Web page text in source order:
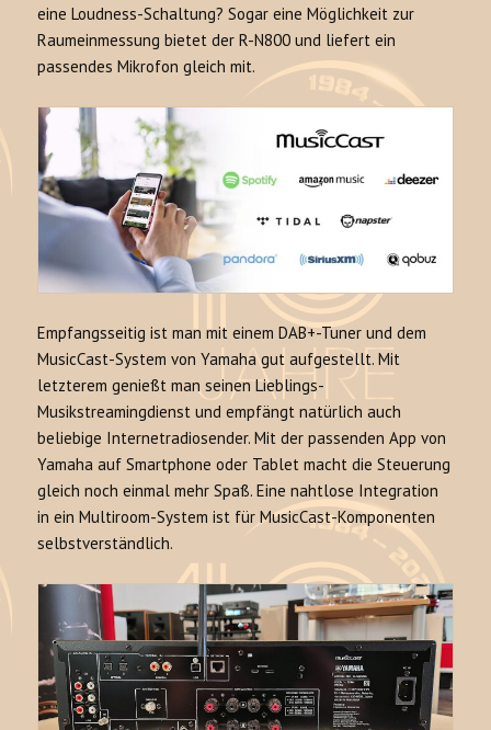
eine Loudness-Schaltung? Sogar eine Möglichkeit zur
Raumeinmessung bietet der R-N800 und liefert ein
passendes Mikrofon gleich mit.
Empfangsseitig ist man mit einem DAB+-Tuner und dem
MusicCast-System von Yamaha gut aufgestellt. Mit
letzterem genießt man seinen Lieblings-
Musikstreamingdienst und empfängt natürlich auch
beliebige Internetradiosender. Mit der passenden App von
Yamaha auf Smartphone oder Tablet macht die Steuerung
gleich noch einmal mehr Spaß. Eine nahtlose Integration
in ein Multiroom-System ist für MusicCast-Komponenten
selbstverständlich.